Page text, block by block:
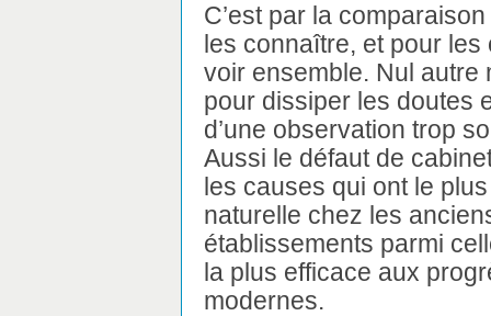
C’est par la
les connaître, et pour
voir ensemble. Nul autre
pour dissiper les doutes
d’une observation trop
Aussi le défaut de
les causes qui ont le
naturelle chez les
établissements parmi
la plus efficace aux
modernes.